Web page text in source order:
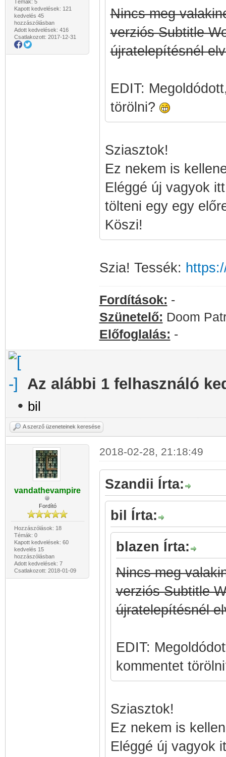
Témák: 5
Kapott kedvelések: 121
kedvelés 45
hozzászólásban
Adott kedvelések: 416
Csatlakozott: 2017-12-31
Nincs meg
verziós Subtitle
újratelepítésnél
EDIT:
törölni?
Sziasztok!
Ez nekem is
Eléggé új vagyok
tölteni egy egy
Köszi!
Szia! Tessék:
Fordítások: -
Szünetelő: Doom
Előfoglalás: -
Az alábbi 1 felhasználó
• bil
A szerző üzeneteinek keresése
vandathevampire
Fordító
Hozzászólások: 18
Témák: 0
Kapott kedvelések: 60
kedvelés 15
hozzászólásban
Adott kedvelések: 7
Csatlakozott: 2018-01-09
2018-02-28, 21:18:49
Szandii Írta:
bil Írta:
blazen Írta:
Nincs meg
verziós Subtitle
újratelepítésnél
EDIT:
kommentet
Sziasztok!
Ez nekem is
Eléggé új vagyok